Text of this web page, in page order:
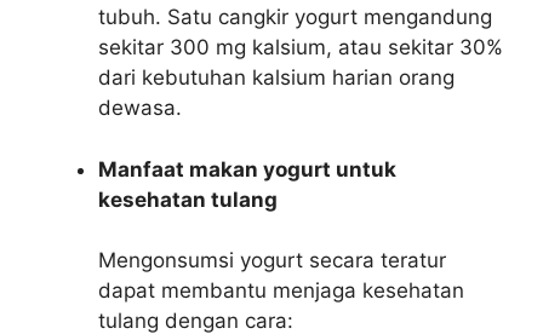
tubuh. Satu cangkir yogurt mengandung
sekitar 300 mg kalsium, atau sekitar 30%
dari kebutuhan kalsium harian orang
dewasa.
Manfaat makan yogurt untuk
kesehatan tulang
Mengonsumsi yogurt secara teratur
dapat membantu menjaga kesehatan
tulang dengan cara: